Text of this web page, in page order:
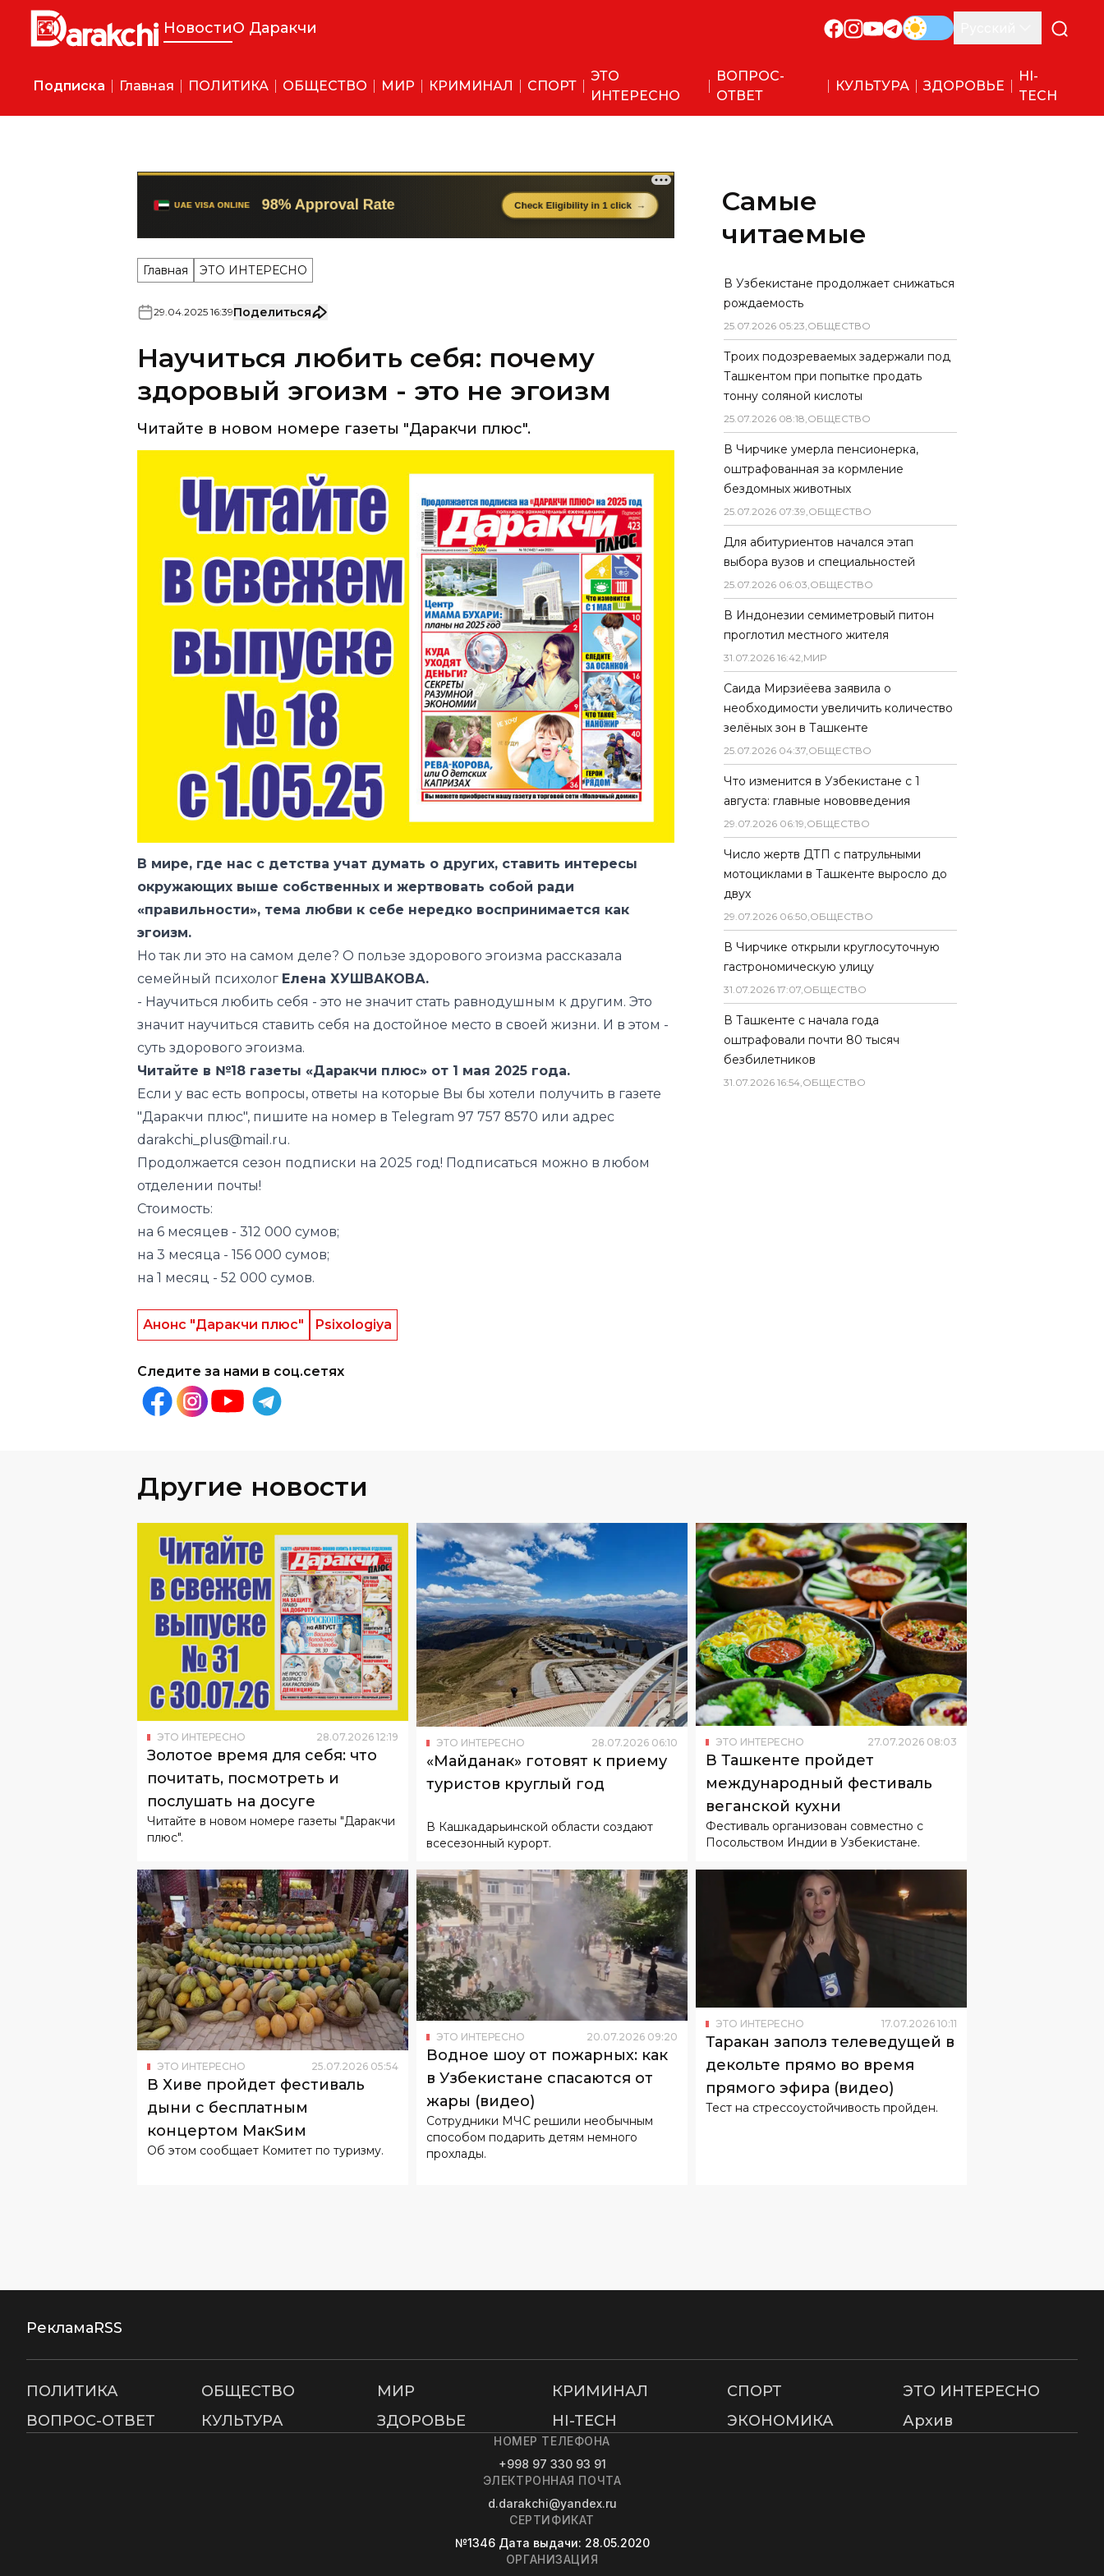
НовостиО Даракчи
Подписка Главная ПОЛИТИКА ОБЩЕСТВО МИР КРИМИНАЛ СПОРТ
ЭТО
ИНТЕРЕСНО
ВОПРОС-
ОТВЕТ
КУЛЬТУРА ЗДОРОВЬЕ
HI-
TECH
Главная ЭТО ИНТЕРЕСНО
29 04 2025 16:39Поделиться
Научиться любить себя: почему
здоровый эгоизм - это не эгоизм
Читайте в новом номере газеты "Даракчи плюс".
В мире, где нас с детства учат думать о других, ставить интересы
окружающих выше собственных и жертвовать собой ради
«правильности», тема любви к себе нередко воспринимается как
эгоизм.
Но так ли это на самом деле? О пользе здорового эгоизма рассказала
семейный психолог Елена ХУШВАКОВА.
- Научиться любить себя - это не значит стать равнодушным к другим. Это
значит научиться ставить себя на достойное место в своей жизни. И в этом -
суть здорового эгоизма.
Читайте в №18 газеты «Даракчи плюс» от 1 мая 2025 года.
Если у вас есть вопросы, ответы на которые Вы бы хотели получить в газете
"Даракчи плюс", пишите на номер в Telegram 97 757 8570 или адрес
darakchi_plus@mail.ru.
Продолжается сезон подписки на 2025 год! Подписаться можно в любом
отделении почты!
Стоимость:
на 6 месяцев - 312 000 сумов;
на 3 месяца - 156 000 сумов;
на 1 месяц - 52 000 сумов.
Анонс "Даракчи плюс" Psixologiya
Следите за нами в соц.сетях
Самые
читаемые
В Узбекистане продолжает снижаться
рождаемость
25.07.2026 05:23,ОБЩЕСТВО
Троих подозреваемых задержали под
Ташкентом при попытке продать
тонну соляной кислоты
25.07.2026 08:18,ОБЩЕСТВО
В Чирчике умерла пенсионерка,
оштрафованная за кормление
бездомных животных
25.07.2026 07:39,ОБЩЕСТВО
Для абитуриентов начался этап
выбора вузов и специальностей
25.07.2026 06:03,ОБЩЕСТВО
В Индонезии семиметровый питон
проглотил местного жителя
31.07.2026 16:42,МИР
Саида Мирзиёева заявила о
необходимости увеличить количество
зелёных зон в Ташкенте
25.07.2026 04:37,ОБЩЕСТВО
Что изменится в Узбекистане с 1
августа: главные нововведения
29.07.2026 06:19,ОБЩЕСТВО
Число жертв ДТП с патрульными
мотоциклами в Ташкенте выросло до
двух
29.07.2026 06:50,ОБЩЕСТВО
В Чирчике открыли круглосуточную
гастрономическую улицу
31.07.2026 17:07,ОБЩЕСТВО
В Ташкенте с начала года
оштрафовали почти 80 тысяч
безбилетников
31.07.2026 16:54,ОБЩЕСТВО
Другие новости
ЭТО ИНТЕРЕСНО 28.07.2026 12:19
Золотое время для себя: что
почитать, посмотреть и
послушать на досуге
Читайте в новом номере газеты "Даракчи
плюс".
ЭТО ИНТЕРЕСНО 28.07.2026 06:10
«Майданак» готовят к приему
туристов круглый год
В Кашкадарьинской области создают
всесезонный курорт.
ЭТО ИНТЕРЕСНО 27.07.2026 08:03
В Ташкенте пройдет
международный фестиваль
веганской кухни
Фестиваль организован совместно с
Посольством Индии в Узбекистане.
ЭТО ИНТЕРЕСНО 25.07.2026 05:54
В Хиве пройдет фестиваль
дыни с бесплатным
концертом МакSим
Об этом сообщает Комитет по туризму.
ЭТО ИНТЕРЕСНО 20.07.2026 09:20
Водное шоу от пожарных: как
в Узбекистане спасаются от
жары (видео)
Сотрудники МЧС решили необычным
способом подарить детям немного
прохлады.
ЭТО ИНТЕРЕСНО 17.07.2026 10:11
Таракан заполз телеведущей в
декольте прямо во время
прямого эфира (видео)
Тест на стрессоустойчивость пройден.
РекламаRSS
ПОЛИТИКА ОБЩЕСТВО МИР КРИМИНАЛ СПОРТ
ЭТО ИНТЕРЕСНО
ВОПРОС-ОТВЕТ
КУЛЬТУРА ЗДОРОВЬЕ HI-TECH ЭКОНОМИКА Архив
НОМЕР ТЕЛЕФОНА
+998 97 330 93 91
ЭЛЕКТРОННАЯ ПОЧТА
d.darakchi@yandex.ru
СЕРТИФИКАТ
№1346 Дата выдачи: 28.05.2020
ОРГАНИЗАЦИЯ